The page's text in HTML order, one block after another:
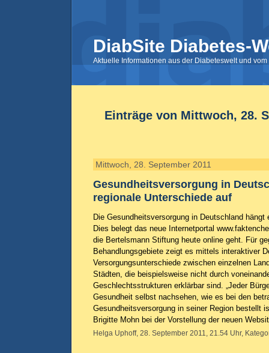
DiabSite Diabetes-
Aktuelle Informationen aus der Diabeteswelt und
Einträge von Mittwoch, 28.
Mittwoch, 28. September 2011
Gesundheitsversorgung in
regionale Unterschiede auf
Die Gesundheitsversorgung in Deutschland hängt
Dies belegt das neue Internetportal
die Bertelsmann Stiftung heute online geht. Für
Behandlungsgebiete zeigt es mittels interaktiver
Versorgungsunterschiede zwischen einzelnen
Städten, die beispielsweise nicht durch
Geschlechtsstrukturen erklärbar sind. „Jeder
Gesundheit selbst nachsehen, wie es bei den
Gesundheitsversorgung in seiner Region bestellt
Brigitte Mohn bei der Vorstellung der neuen
Helga Uphoff, 28. September 2011, 21.54 Uhr,